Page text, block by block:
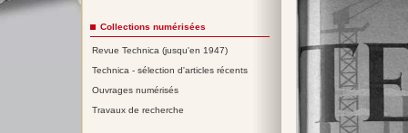
Collections numérisées
Revue Technica (jusqu'en 1947)
Technica - sélection d'articles récents
Ouvrages numérisés
Travaux de recherche